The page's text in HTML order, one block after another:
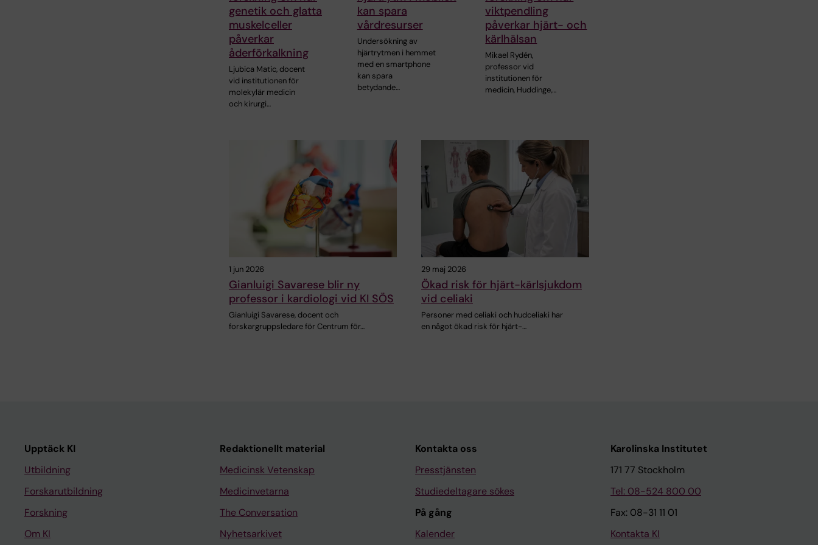
genetik och glatta
muskelceller
påverkar
åderförkalkning
Ljubica Matic, docent
vid institutionen för
molekylär medicin
och kirurgi…
kan spara
vårdresurser
Undersökning av
hjärtrytmen i hemmet
med en smartphone
kan spara
betydande…
viktpendling
påverkar hjärt- och
kärlhälsan
Mikael Rydén,
professor vid
institutionen för
medicin, Huddinge,…
1 jun 2026
Gianluigi Savarese blir ny
professor i kardiologi vid KI SÖS
Gianluigi Savarese, docent och
forskargruppsledare för Centrum för…
29 maj 2026
Ökad risk för hjärt-kärlsjukdom
vid celiaki
Personer med celiaki och hudceliaki har
en något ökad risk för hjärt-…
Upptäck KI
Utbildning
Forskarutbildning
Forskning
Om KI
Redaktionellt material
Medicinsk Vetenskap
Medicinvetarna
The Conversation
Nyhetsarkivet
Kontakta oss
Presstjänsten
Studiedeltagare sökes
På gång
Kalender
Karolinska Institutet
171 77 Stockholm
Tel: 08-524 800 00
Fax: 08-31 11 01
Kontakta KI